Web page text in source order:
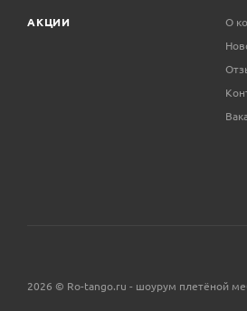
АКЦИИ
О
2026 © Ro-tango.ru - шоурум плетёной